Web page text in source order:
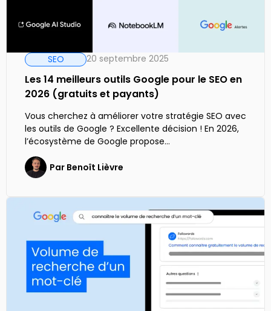
SEO 20 septembre 2025
Les 14 meilleurs outils Google pour le SEO en
2026 (gratuits et payants)
Vous cherchez à améliorer votre stratégie SEO avec
les outils de Google ? Excellente décision ! En 2026,
l’écosystème de Google propose…
Par Benoît Lièvre